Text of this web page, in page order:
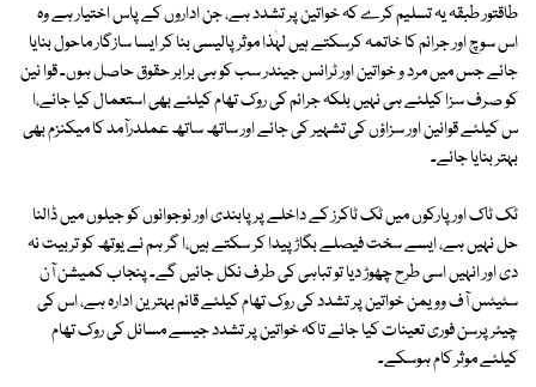
طاقتور طبقہ یہ تسلیم کرے کہ خواتین پر تشدد ہے، جن اداروں کے پاس اختیار ہے وہ
اس سوچ اور جرائم کا خاتمہ کرسکتے ہیں لہٰذا موثر پالیسی بنا کر ایسا سازگار ماحول بنایا
جائے جس میں مرد و خواتین اور ٹرانس جیندر سب کو ہی برابر حقوق حاصل ہوں۔ قوا نین
کو صرف سزا کیلئے ہی نہیں بلکہ جرائم کی روک تھام کیلئے بھی استعمال کیا جائے،ا
س کیلئے قوانین اور سزاؤں کی تشہیر کی جائے اور ساتھ ساتھ عملدرآمد کا میکنزم بھی
بہتر بنایا جائے۔
ٹک ٹاک اور پارکوں میں ٹک ٹاکرز کے داخلے پر پابندی اور نوجوانوں کو جیلوں میں ڈالنا
حل نہیں ہے، ایسے سخت فیصلے بگاڑ پیدا کر سکتے ہیں،ا گر ہم نے یوتھ کو تربیت نہ
دی اور انہیں اسی طرح چھوڑ دیا تو تباہی کی طرف نکل جائیں گے۔ پنجاب کمیشن آن
سٹیٹس آف وویمن خواتین پر تشدد کی روک تھام کیلئے قائم بہترین ادارہ ہے، اس کی
چیئرپرسن فوری تعینات کیا جائے تاکہ خواتین پر تشدد جیسے مسائل کی روک تھام
کیلئے موثر کام ہوسکے۔